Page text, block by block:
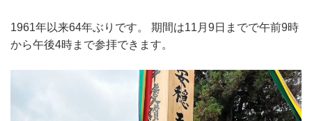
1961年以来64年ぶりです。 期間は11月9日までで午前9時
から午後4時まで参拝できます。